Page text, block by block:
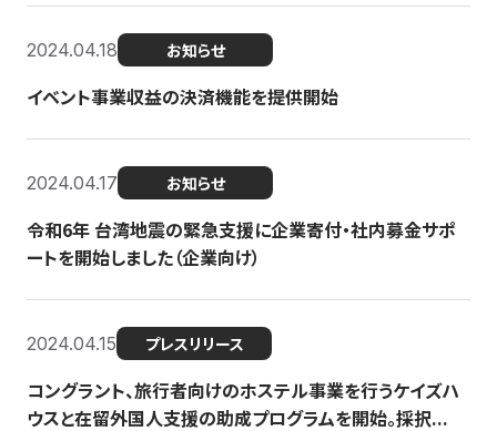
2024.04.18 お知らせ
イベント事業収益の決済機能を提供開始
2024.04.17 お知らせ
令和6年 台湾地震の緊急支援に企業寄付・社内募金サポ
ートを開始しました（企業向け）
2024.04.15 プレスリリース
コングラント、旅行者向けのホステル事業を行うケイズハ
ウスと在留外国人支援の助成プログラムを開始。採択...